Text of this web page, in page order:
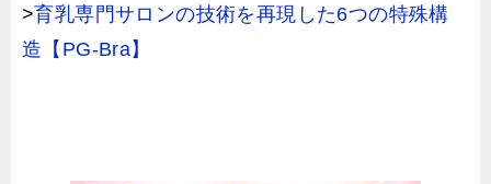
>育乳専門サロンの技術を再現した6つの特殊構
造【PG-Bra】